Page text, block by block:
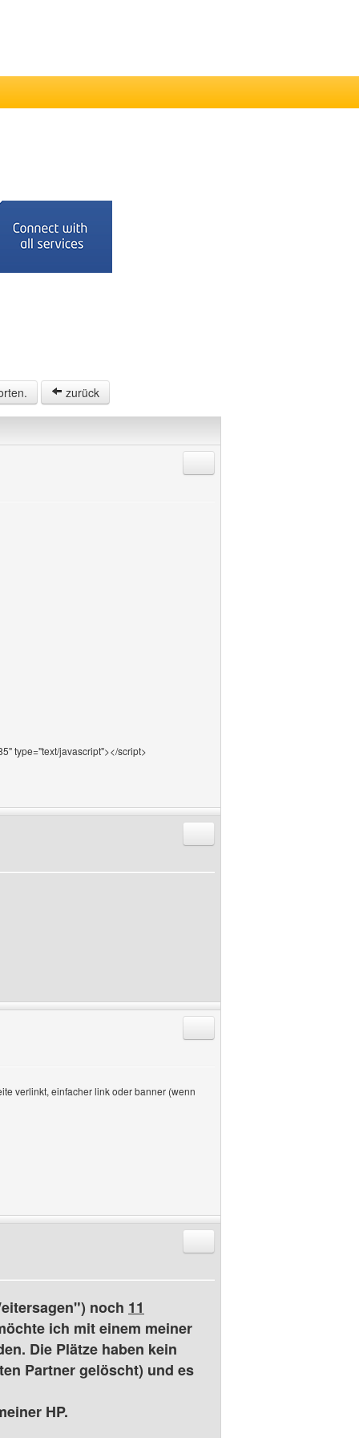
zurück
type="text/javascript"></script>
verlinkt, einfacher link oder banner (wenn
noch 11
ich mit einem meiner
Die Plätze haben kein
Partner gelöscht) und es
HP.